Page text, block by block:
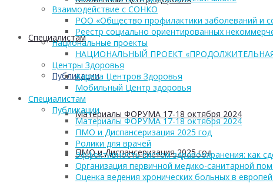
Cпециалистам
Публикации
Материалы ФОРУМА 17-18 октября 2024
ПМО и Диспансеризация 2025 год
Взаимодействие с СОНКО
РОО «Общество профилактики заболеваний и
Реестр социально ориентированных
Национальные проекты
НАЦИОНАЛЬНЫЙ ПРОЕКТ
Центры Здоровья
Адреса Центров Здоровья
Мобильный Центр здоровья
Cпециалистам
Публикации
Материалы ФОРУМА 17-18 октября 2024
ПМО и Диспансеризация 2025 год
Ролики для врачей
Эффективность систем здравоохранения: как
Организация первичной медико-санитарной
Оценка ведения хронических больных в